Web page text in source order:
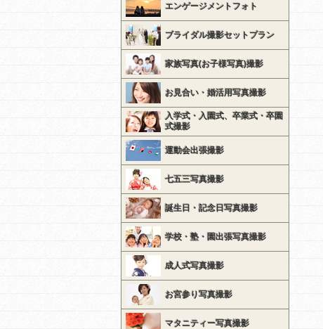
エンゲージメントフォト
ブライダル撮影セットプラン
家族写真(お子様写真)撮影
お見合い・婚活用写真撮影
入学式・入園式、卒業式・卒園
式撮影
運動会出張撮影
七五三写真撮影
誕生日・記念日写真撮影
学校・塾・園出張写真撮影
成人式写真撮影
お宮参り写真撮影
マタニティー写真撮影